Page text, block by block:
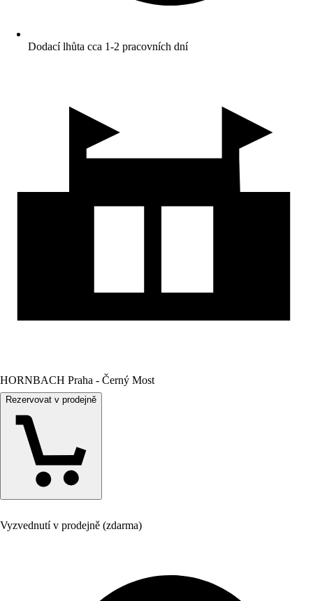
Dodací lhůta cca 1-2 pracovních dní
HORNBACH Praha - Černý Most
Rezervovat v prodejně
Vyzvednutí v prodejně (zdarma)